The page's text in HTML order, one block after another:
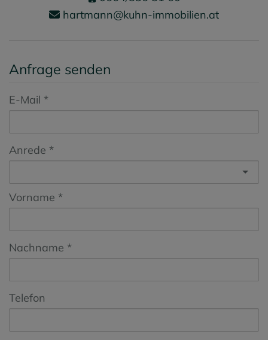
hartmann@kuhn-immobilien.at
Anfrage senden
E-Mail
Anrede
Vorname
Nachname
Telefon